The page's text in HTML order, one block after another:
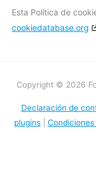
Esta Política de
cookiedatabase.org
Copyright © 2026
Declaración de
plugins|